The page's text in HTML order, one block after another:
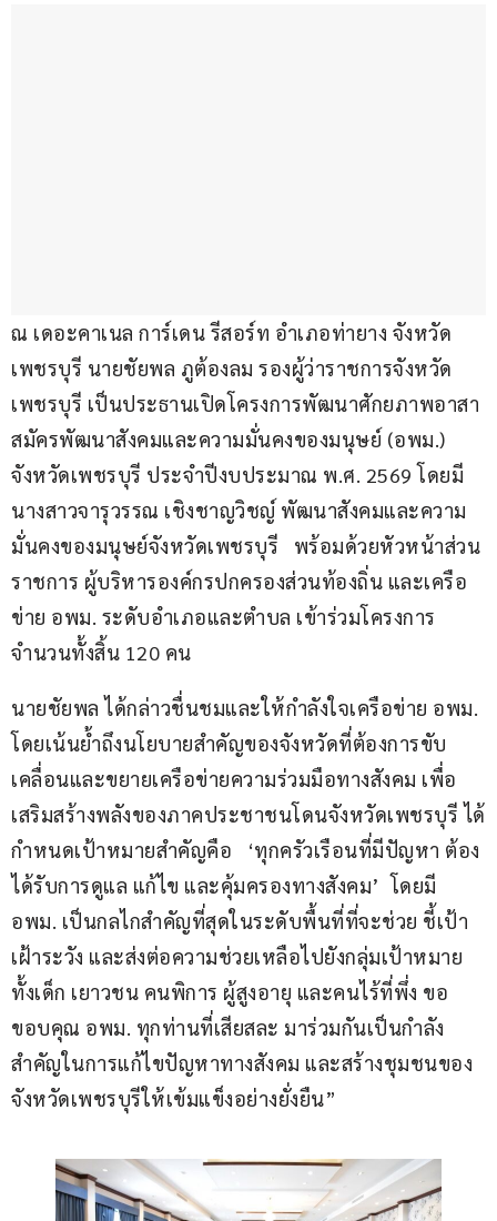
ณ เดอะคาเนล การ์เดน รีสอร์ท อำเภอท่ายาง จังหวัด
เพชรบุรี นายชัยพล ภูต้องลม รองผู้ว่าราชการจังหวัด
เพชรบุรี เป็นประธานเปิดโครงการพัฒนาศักยภาพอาสา
สมัครพัฒนาสังคมและความมั่นคงของมนุษย์ (อพม.)
จังหวัดเพชรบุรี ประจำปีงบประมาณ พ.ศ. 2569 โดยมี
นางสาวจารุวรรณ เชิงชาญวิชญ์ พัฒนาสังคมและความ
มั่นคงของมนุษย์จังหวัดเพชรบุรี   พร้อมด้วยหัวหน้าส่วน
ราชการ ผู้บริหารองค์กรปกครองส่วนท้องถิ่น และเครือ
ข่าย อพม. ระดับอำเภอและตำบล เข้าร่วมโครงการ
จำนวนทั้งสิ้น 120 คน
นายชัยพล ได้กล่าวชื่นชมและให้กำลังใจเครือข่าย อพม.
โดยเน้นย้ำถึงนโยบายสำคัญของจังหวัดที่ต้องการขับ
เคลื่อนและขยายเครือข่ายความร่วมมือทางสังคม เพื่อ
เสริมสร้างพลังของภาคประชาชนโดนจังหวัดเพชรบุรี ได้
กำหนดเป้าหมายสำคัญคือ   ‘ทุกครัวเรือนที่มีปัญหา ต้อง
ได้รับการดูแล แก้ไข และคุ้มครองทางสังคม’  โดยมี
อพม. เป็นกลไกสำคัญที่สุดในระดับพื้นที่ที่จะช่วย ชี้เป้า
เฝ้าระวัง และส่งต่อความช่วยเหลือไปยังกลุ่มเป้าหมาย
ทั้งเด็ก เยาวชน คนพิการ ผู้สูงอายุ และคนไร้ที่พึ่ง ขอ
ขอบคุณ อพม. ทุกท่านที่เสียสละ มาร่วมกันเป็นกำลัง
สำคัญในการแก้ไขปัญหาทางสังคม และสร้างชุมชนของ
จังหวัดเพชรบุรีให้เข้มแข็งอย่างยั่งยืน”